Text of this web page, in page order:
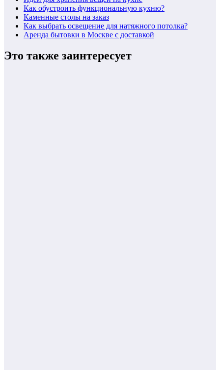
Как обустроить функциональную кухню?
Каменные столы на заказ
Как выбрать освещение для натяжного потолка?
Аренда бытовки в Москве с доставкой
Это также заинтересует